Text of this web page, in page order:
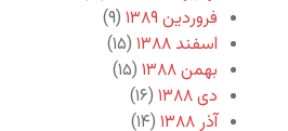
فروردین ۱۳۸۹
(۹)
اسفند ۱۳۸۸
(۱۵)
بهمن ۱۳۸۸
(۱۵)
دی ۱۳۸۸
(۱۶)
آذر ۱۳۸۸
(۱۴)